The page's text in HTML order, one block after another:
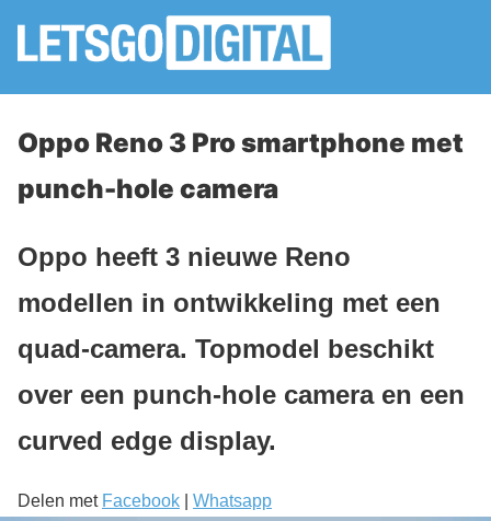
Oppo Reno 3 Pro smartphone met
punch-hole camera
Oppo heeft 3 nieuwe Reno
modellen in ontwikkeling met een
quad-camera. Topmodel beschikt
over een punch-hole camera en een
curved edge display.
Delen met Facebook Whatsapp